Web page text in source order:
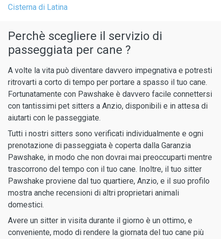
Cisterna di Latina
Perchè scegliere il servizio di
passeggiata per cane ?
A volte la vita può diventare davvero impegnativa e potresti
ritrovarti a corto di tempo per portare a spasso il tuo cane.
Fortunatamente con Pawshake è davvero facile connettersi
con tantissimi pet sitters a Anzio, disponibili e in attesa di
aiutarti con le passeggiate.
Tutti i nostri sitters sono verificati individualmente e ogni
prenotazione di passeggiata è coperta dalla Garanzia
Pawshake, in modo che non dovrai mai preoccuparti mentre
trascorrono del tempo con il tuo cane. Inoltre, il tuo sitter
Pawshake proviene dal tuo quartiere, Anzio, e il suo profilo
mostra anche recensioni di altri proprietari animali
domestici.
Avere un sitter in visita durante il giorno è un ottimo, e
conveniente, modo di rendere la giornata del tuo cane più